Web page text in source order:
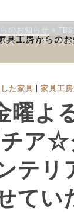
具工房からの
のお知らせ »
インテリアで美
た家具 家具工
曜よ
ア☆
テリ
てい